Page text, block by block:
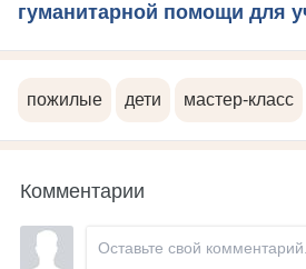
гуманитарной помощи для
пожилые дети мастер-класс
Комментарии